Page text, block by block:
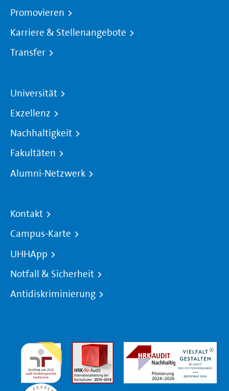
Promovieren
Karriere & Stellenangebote
Transfer
Universität
Exzellenz
Nachhaltigkeit
Fakultäten
Alumni-Netzwerk
Kontakt
Campus-Karte
UHHApp
Notfall & Sicherheit
Antidiskriminierung